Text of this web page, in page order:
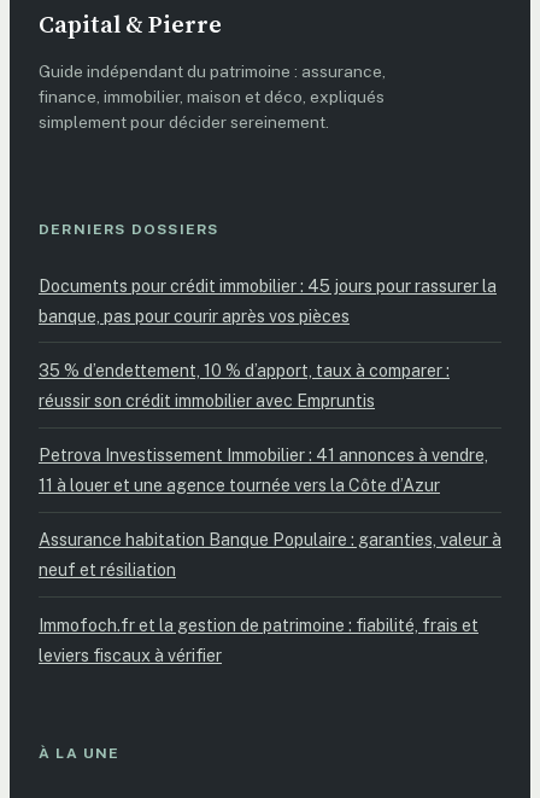
Capital & Pierre
Guide indépendant du patrimoine : assurance,
finance, immobilier, maison et déco, expliqués
simplement pour décider sereinement.
DERNIERS DOSSIERS
Documents pour crédit immobilier : 45 jours pour rassurer la
banque, pas pour courir après vos pièces
35 % d’endettement, 10 % d’apport, taux à comparer :
réussir son crédit immobilier avec Empruntis
Petrova Investissement Immobilier : 41 annonces à vendre,
11 à louer et une agence tournée vers la Côte d’Azur
Assurance habitation Banque Populaire : garanties, valeur à
neuf et résiliation
Immofoch.fr et la gestion de patrimoine : fiabilité, frais et
leviers fiscaux à vérifier
À LA UNE